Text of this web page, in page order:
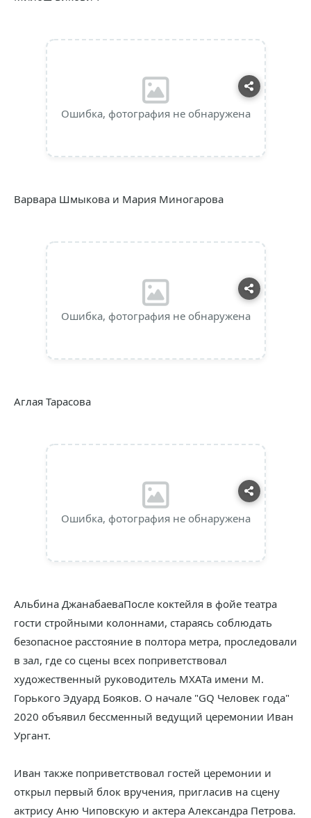
Ошибка, фотография не обнаружена
Варвара Шмыкова и Мария Миногарова
Ошибка, фотография не обнаружена
Аглая Тарасова
Ошибка, фотография не обнаружена
Альбина ДжанабаеваПосле коктейля в фойе театра
гости стройными колоннами, стараясь соблюдать
безопасное расстояние в полтора метра, проследовали
в зал, где со сцены всех поприветствовал
художественный руководитель МХАТа имени М.
Горького Эдуард Бояков. О начале "GQ Человек года"
2020 объявил бессменный ведущий церемонии Иван
Ургант.
Иван также поприветствовал гостей церемонии и
открыл первый блок вручения, пригласив на сцену
актрису Аню Чиповскую и актера Александра Петрова.